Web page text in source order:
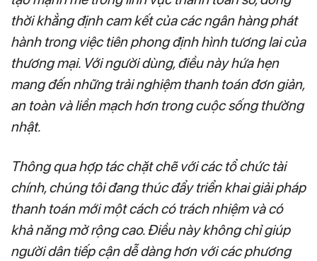
thời khẳng định cam kết của các ngân hàng phát
hành trong việc tiên phong định hình tương lai của
thương mại. Với người dùng, điều này hứa hẹn
mang đến những trải nghiệm thanh toán đơn giản,
an toàn và liền mạch hơn trong cuộc sống thường
nhật.
Thông qua hợp tác chặt chẽ với các tổ chức tài
chính, chúng tôi đang thúc đẩy triển khai giải pháp
thanh toán mới một cách có trách nhiệm và có
khả năng mở rộng cao. Điều này không chỉ giúp
người dân tiếp cận dễ dàng hơn với các phương